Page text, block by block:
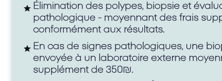
Élimination des polypes, biopsie et
pathologique - moyennant des frais
conformément aux résultats.
En cas de signes pathologiques, une
envoyée à un laboratoire externe
supplément de 350₪.